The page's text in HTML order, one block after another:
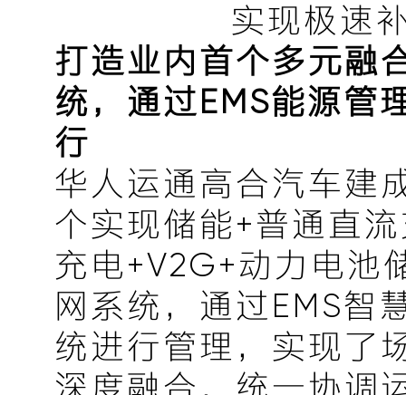
实现极速
打造业内首个多元融
统，通过EMS能源管
行
华人运通高合汽车建
个实现储能+普通直
充电+V2G+动力电池
网系统，通过EMS智
统进行管理，实现了